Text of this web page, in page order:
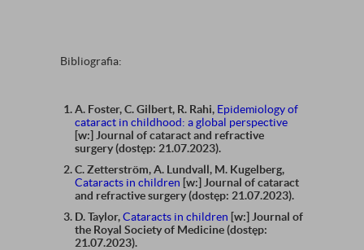
Bibliografia:
A. Foster, C. Gilbert, R. Rahi, Epidemiology of
cataract in childhood: a global perspective
[w:] Journal of cataract and refractive
surgery (dostęp: 21.07.2023).
C. Zetterström, A. Lundvall, M. Kugelberg,
Cataracts in children [w:] Journal of cataract
and refractive surgery (dostęp: 21.07.2023).
D. Taylor,Cataracts in children [w:] Journal of
the Royal Society of Medicine (dostęp:
21.07.2023).